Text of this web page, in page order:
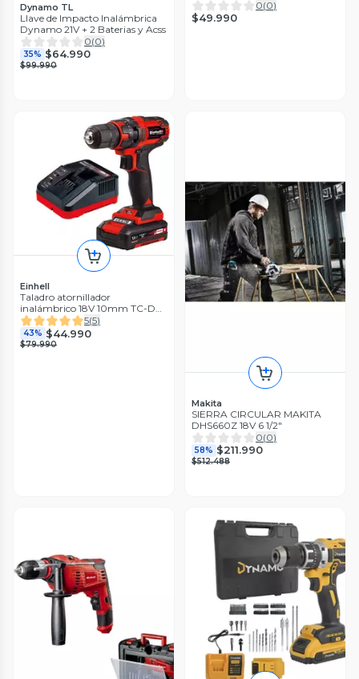
Dynamo TL
Llave de Impacto Inalámbrica
Dynamo 21V + 2 Baterias y Acss
0(0)
35% $64.990
$99.990
0(0)
$49.990
Einhell
Taladro atornillador
inalámbrico 18V 10mm TC-DC
18/35 Li + batería 1,5 Ah Einhell
5(5)
43% $44.990
$79.990
Makita
SIERRA CIRCULAR MAKITA
DHS660Z 18V 6 1/2"
0(0)
58% $211.990
$512.488